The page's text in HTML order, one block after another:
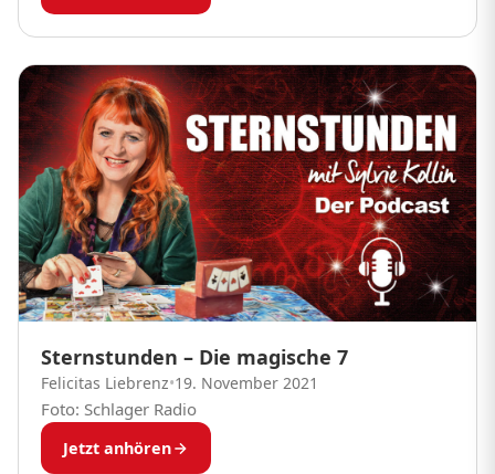
Sternstunden – Die magische 7
Felicitas Liebrenz•19. November 2021
Foto: Schlager Radio
Jetzt anhören